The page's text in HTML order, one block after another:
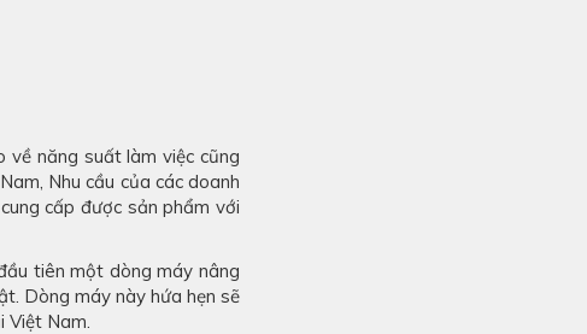
năng suất làm việc cũng
Nhu cầu của các doanh
cấp được sản phẩm với
tiên một dòng máy nâng
Dòng máy này hứa hẹn sẽ
Nam.